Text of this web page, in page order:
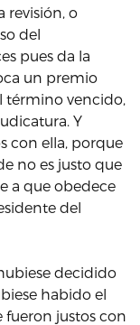
revisión, o
del
pues da la
un premio
término vencido,
Y
con ella, porque
no es justo que
a que obedece
del
decidido
habido el
justos con